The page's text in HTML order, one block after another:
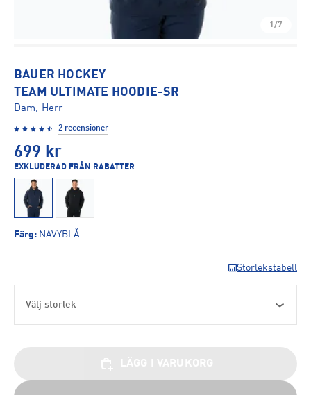
1/7
BAUER HOCKEY
TEAM ULTIMATE HOODIE-SR
Dam, Herr
2 recensioner
699 kr
EXKLUDERAD FRÅN RABATTER
Färg: NAVYBLÅ
Storlekstabell
Välj storlek